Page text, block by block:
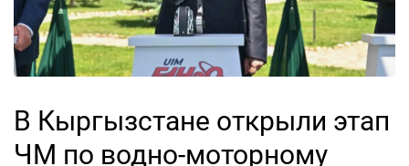
В Кыргызстане открыли этап
ЧМ по водно-моторному